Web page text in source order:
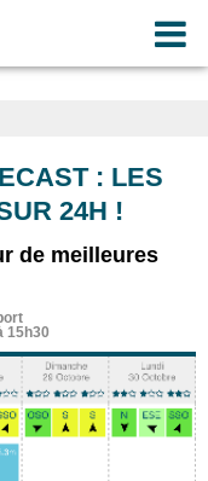
: LES
24H !
de meilleures
15h30